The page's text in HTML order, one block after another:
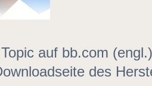
Topic auf bb.com (engl.)
des